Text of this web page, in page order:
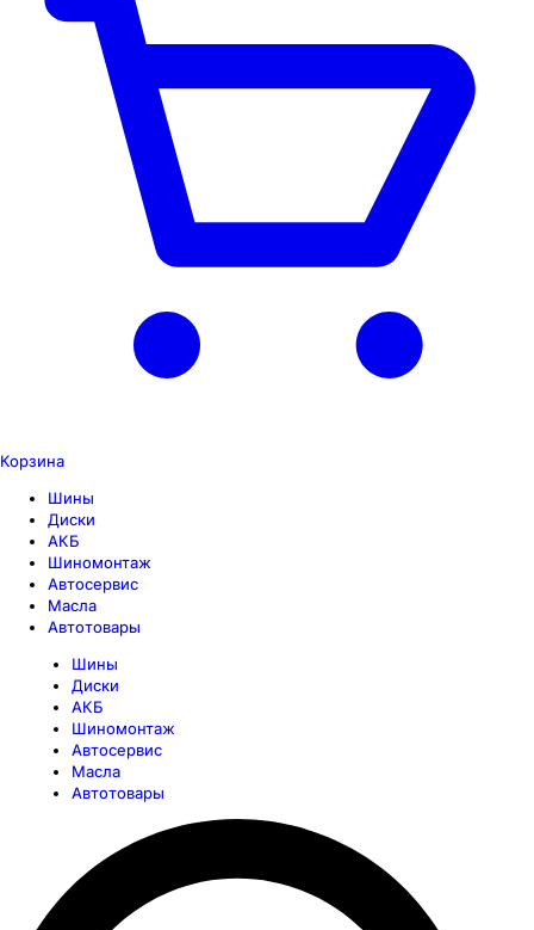
Корзина
Шины
Диски
АКБ
Шиномонтаж
Автосервис
Масла
Автотовары
Шины
Диски
АКБ
Шиномонтаж
Автосервис
Масла
Автотовары